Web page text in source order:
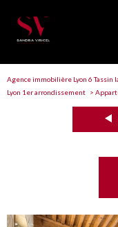
Agence immobilière Lyon 6 Tassin
Lyon 1er arrondissement